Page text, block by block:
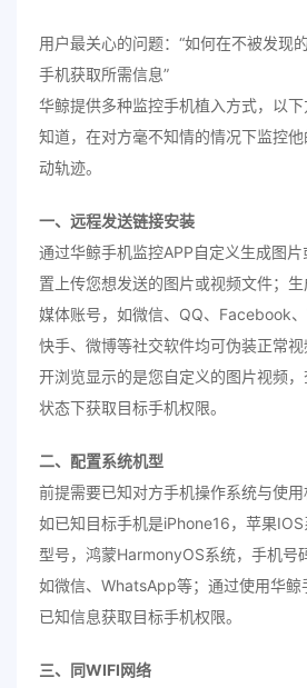
用户最关心的问题：“如何在不被发现
手机获取所需信息”
华鲸提供多种监控手机植入方式，以
知道，在对方毫不知情的情况下监控
动轨迹。
一、远程发送链接安装
通过华鲸手机监控APP自定义生成图
置上传您想发送的图片或视频文件；
媒体账号，如微信、QQ、Facebook
快手、微博等社交软件均可伪装正常
开浏览显示的是您自定义的图片视频
状态下获取目标手机权限。
二、配置系统机型
前提需要已知对方手机操作系统与使
如已知目标手机是iPhone16，苹果
型号，鸿蒙HarmonyOS系统，手机号
如微信、WhatsApp等；通过使用华鲸
已知信息获取目标手机权限。
三、同WIFI网络